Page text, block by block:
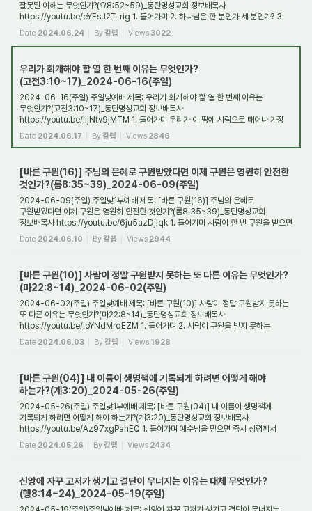
잘못된 이해는 무엇인가?(요8:52~59)_동탄명성교회 정보배목사
https://youtu.be/eYEsJ2T-rig 1. 들어가며 2. 하나님은 한 분인가 세 분인가? 3.
어떻게 해서 삼위일체 하나...
Date 2024.06.24 By갈렙 Views3022
우리가 회개해야 할 열 한 번째 이유는 무엇인가?
(고전3:10~17)_2024-06-16(주일)
2024-06-16(주일) 주일낮예배 제목: 우리가 회개해야 할 열 한 번째 이유는
무엇인가?(고전3:10~17)_동탄명성교회 정보배목사
https://youtu.be/IijNtv9jMTM 1. 들어가며 우리가 이 땅에 사람으로 태어나 가장
잘 한 일은 무엇인가? 그것은 우리가 예수님을 믿...
Date 2024.06.17 By갈렙 Views 2846
[바른 구원(16)] 주님의 은혜로 구원받았다면 이제 구원은 영원히 안전한
것인가?(롬8:35~39)_2024-06-09(주일)
2024-06-09(주일) 주일낮1부예배 제목: [바른 구원(16)] 주님의 은혜로
구원받았다면 이제 구원은 영원히 안전한 것인가?(롬8:35~39)_동탄명성교회
정보배목사 https://youtu.be/6ju5azDjIqk 1. 들어가며 사람이 한 번 구원을 받으면
영원히 구원을 받은 것인...
Date 2024.06.10 By갈렙 Views 2944
[바른 구원(10)] 사람이 정말 구원받지 못하는 또 다른 이유는 무엇인가?
(마22:8~14)_2024-06-02(주일)
2024-06-02(주일) 주일낮예배 제목: [바른 구원(10)] 사람이 정말 구원받지 못하는
또 다른 이유는 무엇인가?(마22:8~14)_동탄명성교회 정보배목사
https://youtu.be/ioYNdMrqEZM 1. 들어가며 2. 사람이 구원을 받지 못하는
첫번째 이유는 무엇인가? 3. 사람이...
Date 2024.06.03 By갈렙 Views 1928
[바른 구원(04)] 내 이름이 생명책에 기록되게 하려면 어떻게 해야
하는가?(계3:20)_2024-05-26(주일)
2024-05-26(주일) 주일낮1부예배 제목: [바른 구원(04)] 내 이름이 생명책에
기록되게 하려면 어떻게 해야 하는가?(계3:20)_동탄명성교회 정보배목사
https://youtu.be/Az97xgPahEQ 1. 들어가며 예수님을 믿으면 즉시 성령께서
내주하시는가? 그리고 예수믿으...
Date 2024.05.26 By갈렙 Views 2434
신앙에 자꾸 고저가 생기고 결단이 무너지는 이유는 대체 무엇인가?
(행8:14~24)_2024-05-19(주일)